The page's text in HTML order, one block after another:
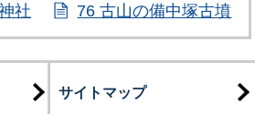
社 76 古山の備中塚古墳
サイトマップ